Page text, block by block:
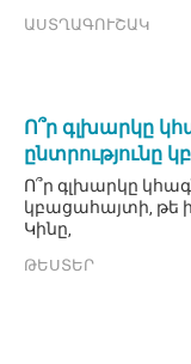
ԱՍՏՂԱԳՈՒՇԱԿ
Ո՞ր գլխարկը
ընտրությունը
Ո՞ր գլխարկը
կբացահայտի, թե
Կինը,
ԹԵՍՏԵՐ